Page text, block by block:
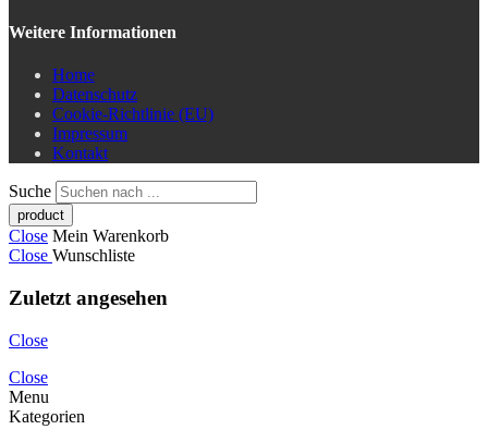
Weitere Informationen
Home
Datenschutz
Cookie-Richtlinie (EU)
Impressum
Kontakt
Suche
Close Mein Warenkorb
Close Wunschliste
Zuletzt angesehen
Close
Close
Menu
Kategorien